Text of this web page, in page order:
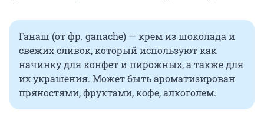
Ганаш (от фр. ganache) — крем из шоколада и
свежих сливок, который используют как
начинку для конфет и пирожных, а также для
их украшения. Может быть ароматизирован
пряностями, фруктами, кофе, алкоголем.